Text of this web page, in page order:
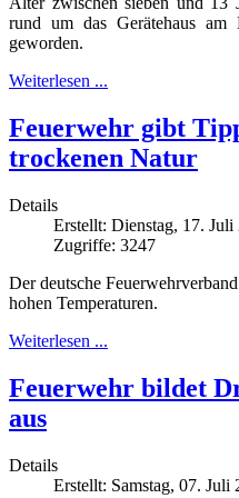
rund um das Gerätehaus
geworden.
Weiterlesen ...
Feuerwehr gibt
trockenen Natur
Details
Erstellt: Dienstag, 17. Juli
Zugriffe: 3247
Der deutsche
hohen Temperaturen.
Weiterlesen ...
Feuerwehr bildet
aus
Details
Erstellt: Samstag, 07. Juli